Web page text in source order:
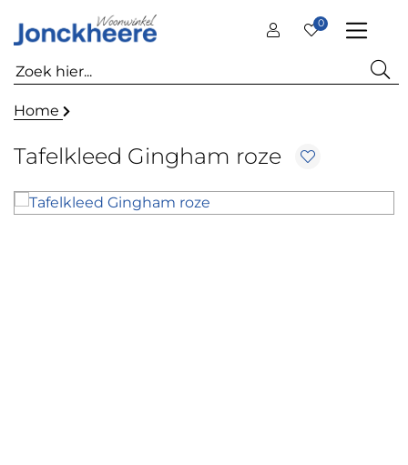
0
Home
Tafelkleed Gingham roze